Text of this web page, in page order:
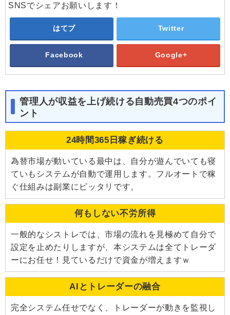
SNSでシェアお願いします！
はてブ Twitter
Facebook Google+
管理人が収益を上げ続ける自動売買4つのポイ
ント
24時間365日稼ぎ続ける
為替市場が動いている最中は、自分が遊んでいても寝
ていもシステムが自動で運用します。フルオートで稼
ぐ仕組みは副業にピッタリです。
何もしない不労所得
一般的なシストレでは、市場の流れを見極めて自分で
設定を止めたりしますが、本システムは全てトレーダ
ーにお任せ！見ているだけで資金が増えますｗ
AIとトレーダーの融合
完全システム任せでなく、トレーダーが動きを監視し